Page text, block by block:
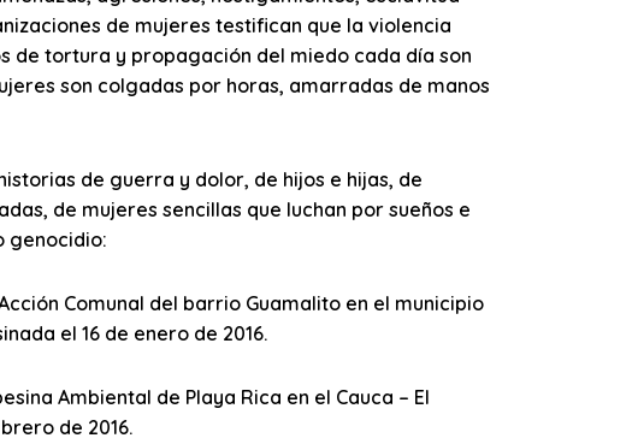
de mujeres testifican que la violencia
de tortura y propagación del miedo cada día son
son colgadas por horas, amarradas de manos
de guerra y dolor, de hijos e hijas, de
de mujeres sencillas que luchan por sueños e
genocidio:
Comunal del barrio Guamalito en el municipio
el 16 de enero de 2016.
Ambiental de Playa Rica en el Cauca – El
de 2016.